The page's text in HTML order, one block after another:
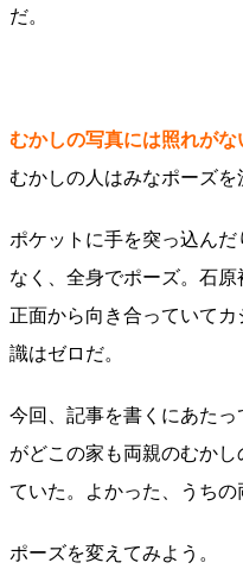
だ。
むかしの写真には照れがな
むかしの人はみなポーズを
ポケットに手を突っ込ん
なく、全身でポーズ。石
正面から向き合っていて
識はゼロだ。
今回、記事を書くにあた
がどこの家も両親のむか
ていた。よかった、うちの
ポーズを変えてみよう。